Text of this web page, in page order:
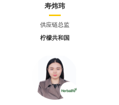
寿炜玮
供应链总监
柠檬共和国